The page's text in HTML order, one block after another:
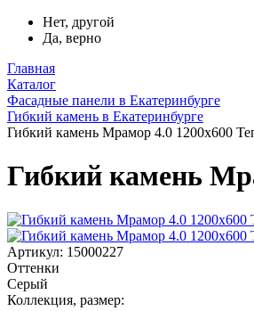
Нет, другой
Да, верно
Главная
Каталог
Фасадные панели в Екатеринбурге
Гибкий камень в Екатеринбурге
Гибкий камень Мрамор 4.0 1200x600
Гибкий камень
Артикул: 15000227
Оттенки
Серый
Коллекция, размер: